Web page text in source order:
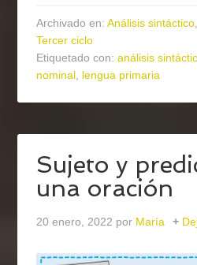
Archivado en:Análisis sintáctico
Tercer ciclo
Etiquetado con:análisis
nominal, lengua primaria
Sujeto y
una oración
20 enero, 2022 por María